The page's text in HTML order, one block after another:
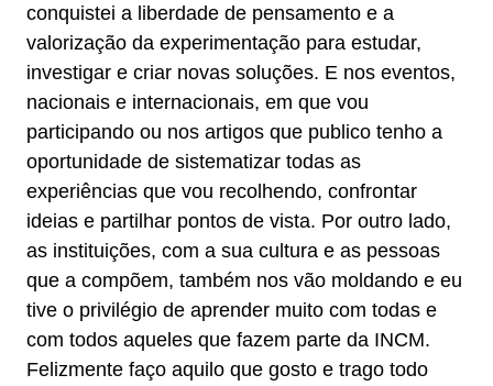
conquistei a liberdade de pensamento e a
valorização da experimentação para estudar,
investigar e criar novas soluções. E nos eventos,
nacionais e internacionais, em que vou
participando ou nos artigos que publico tenho a
oportunidade de sistematizar todas as
experiências que vou recolhendo, confrontar
ideias e partilhar pontos de vista. Por outro lado,
as instituições, com a sua cultura e as pessoas
que a compõem, também nos vão moldando e eu
tive o privilégio de aprender muito com todas e
com todos aqueles que fazem parte da INCM.
Felizmente faço aquilo que gosto e trago todo